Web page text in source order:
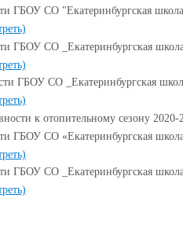
ГБОУ СО "Екатеринбургская
ГБОУ СО _Екатеринбургская
ГБОУ СО _Екатеринбургская
к отопительному сезону 2020-
ГБОУ СО «Екатеринбургская
ГБОУ СО _Екатеринбургская